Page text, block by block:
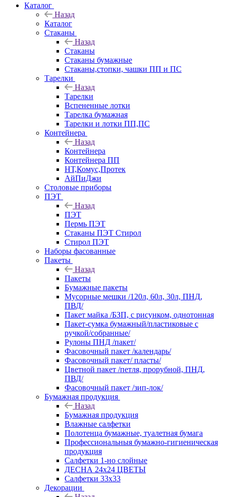
Каталог
Назад
Каталог
Стаканы
Назад
Стаканы
Стаканы бумажные
Стаканы,стопки, чашки ПП и ПС
Тарелки
Назад
Тарелки
Вспененные лотки
Тарелка бумажная
Тарелки и лотки ПП,ПС
Контейнера
Назад
Контейнера
Контейнера ПП
НТ,Комус,Протек
АйПиДжи
Столовые приборы
ПЭТ
Назад
ПЭТ
Пермь ПЭТ
Стаканы ПЭТ Стирол
Стирол ПЭТ
Наборы фасованные
Пакеты
Назад
Пакеты
Бумажные пакеты
Мусорные мешки /120л, 60л, 30л, ПНД,
ПВД/
Пакет майка /БЗП, с рисунком, однотонная
Пакет-сумка бумажный/пластиковые с
ручкой/собранные/
Рулоны ПНД /пакет/
Фасовочный пакет /календарь/
Фасовочный пакет/ пласты/
Цветной пакет /петля, прорубной, ПНД,
ПВД/
Фасовочный пакет /зип-лок/
Бумажная продукция
Назад
Бумажная продукция
Влажные салфетки
Полотенца бумажные, туалетная бумага
Профессиональныя бумажно-гигиеническая
продукция
Салфетки 1-но слойные
ДЕСНА 24х24 ЦВЕТЫ
Салфетки 33х33
Декорации